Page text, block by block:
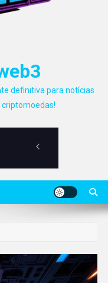
definitiva para notícias
criptomoedas!